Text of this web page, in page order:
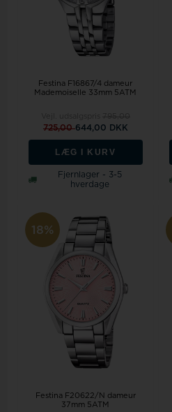
Festina F16867/4 dameur
Mademoiselle 33mm 5ATM
725,00644,00 DKK
LÆG I KURV
Fjernlager - 3-5
hverdage
18%
Festina F20622/N dameur
37mm 5ATM